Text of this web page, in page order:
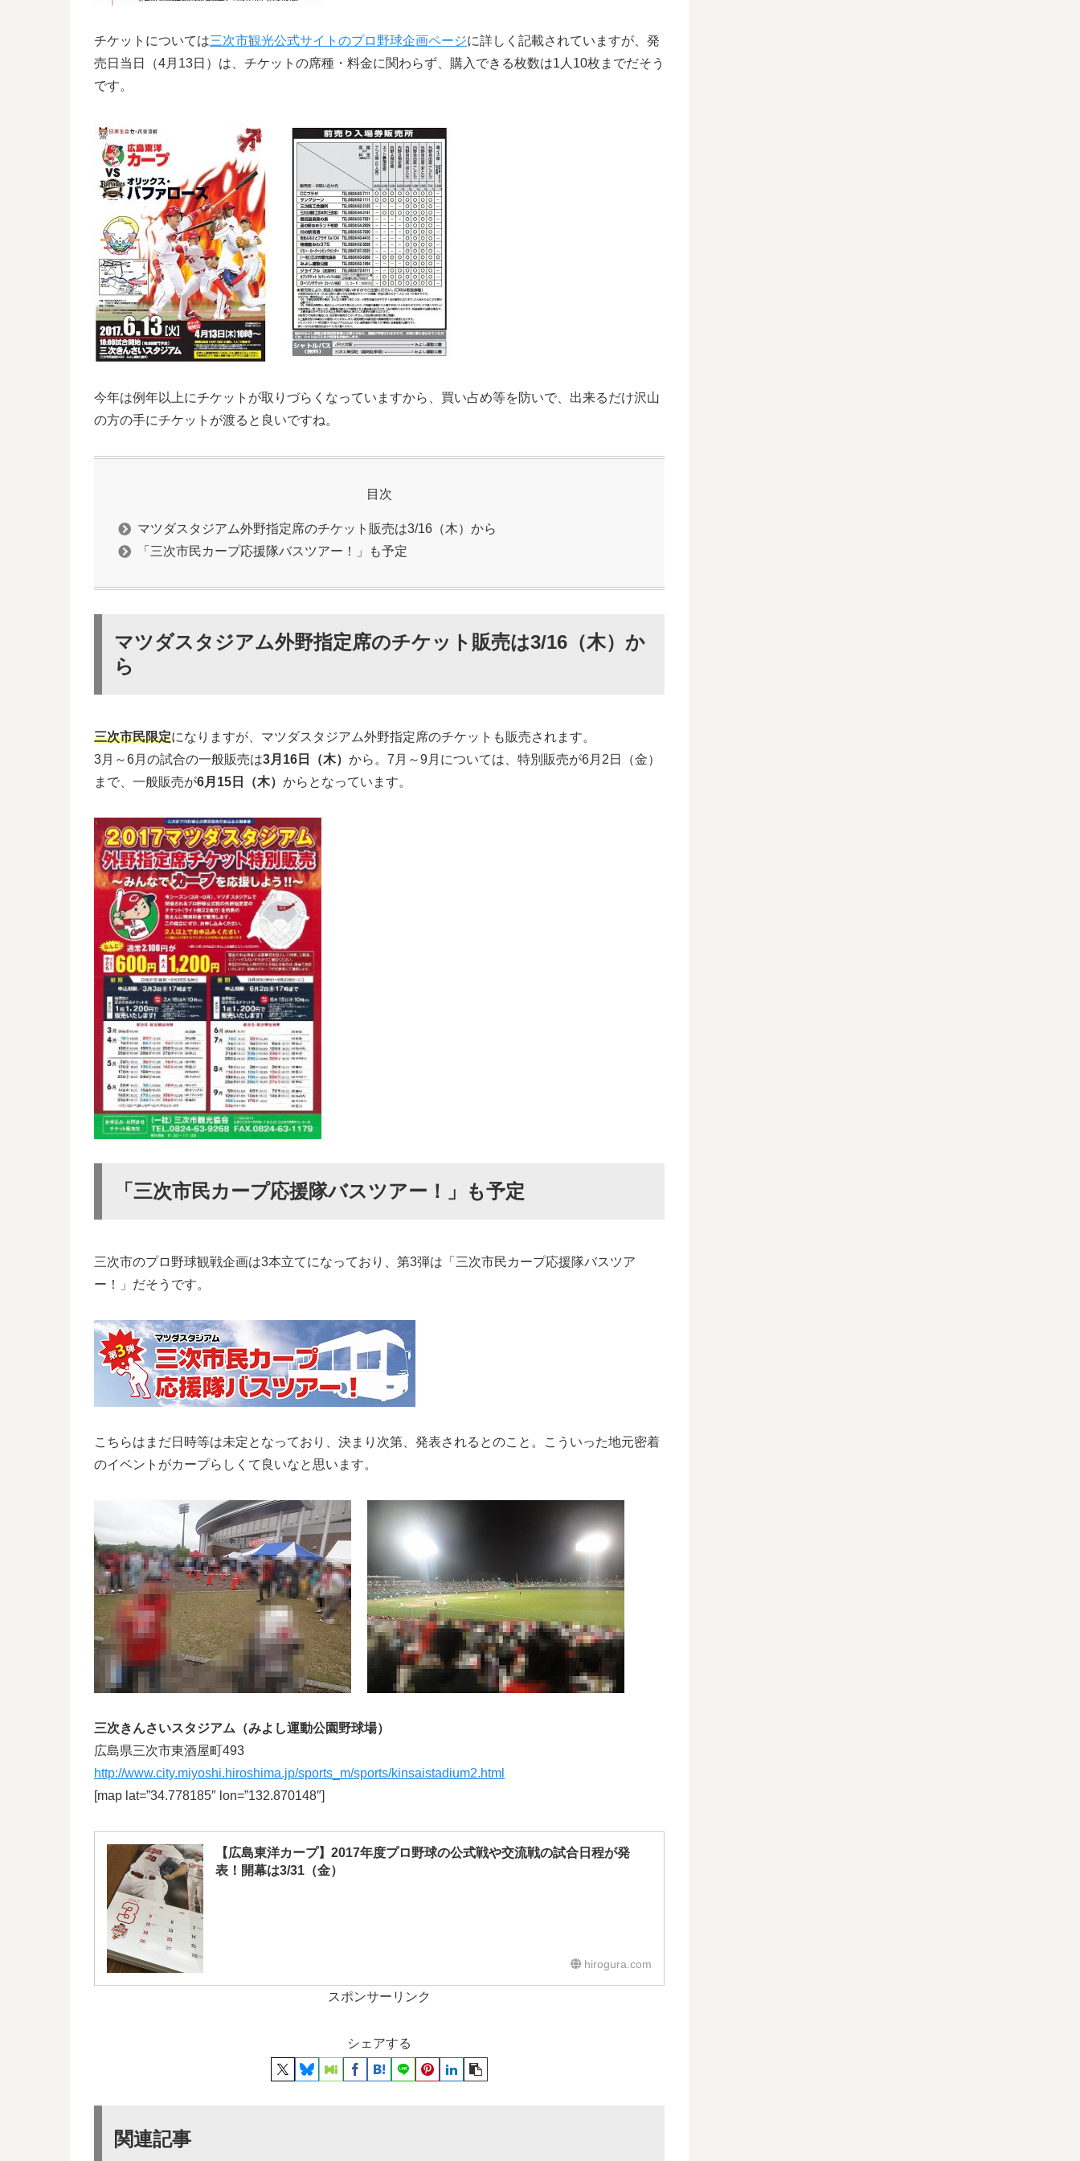
チケットについては三次市観光公式サイトのプロ野球企画ページに詳しく記載されていますが、発
売日当日（4月13日）は、チケットの席種・料金に関わらず、購入できる枚数は1人10枚までだそう
です。
今年は例年以上にチケットが取りづらくなっていますから、買い占め等を防いで、出来るだけ沢山
の方の手にチケットが渡ると良いですね。
目次
マツダスタジアム外野指定席のチケット販売は3/16（木）から
「三次市民カープ応援隊バスツアー！」も予定
マツダスタジアム外野指定席のチケット販売は3/16（木）か
ら
三次市民限定になりますが、マツダスタジアム外野指定席のチケットも販売されます。
3月～6月の試合の一般販売は3月16日（木） から。7月～9月については、特別販売が6月2日（金）
まで、一般販売が6月15日（木） からとなっています。
「三次市民カープ応援隊バスツアー！」も予定
三次市のプロ野球観戦企画は3本立てになっており、第3弾は「三次市民カープ応援隊バスツア
ー！」だそうです。
こちらはまだ日時等は未定となっており、決まり次第、発表されるとのこと。こういった地元密着
のイベントがカープらしくて良いなと思います。
三次きんさいスタジアム（みよし運動公園野球場）
広島県三次市東酒屋町493
http://www.city.miyoshi.hiroshima.jp/sports_m/sports/kinsaistadium2.html
[map lat=”34.778185″ lon=”132.870148″]
【広島東洋カープ】2017年度プロ野球の公式戦や交流戦の試合日程が発
表！開幕は3/31（金）
hirogura.com
スポンサーリンク
シェアする
関連記事